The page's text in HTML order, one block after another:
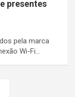
presentes
pela marca
Wi-Fi…